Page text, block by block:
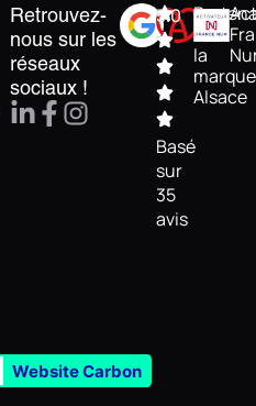
Retrouvez-
nous sur les
réseaux
sociaux !
5.0
Basé
sur
35
avis
de
la
marque
Alsace
Website Carbon